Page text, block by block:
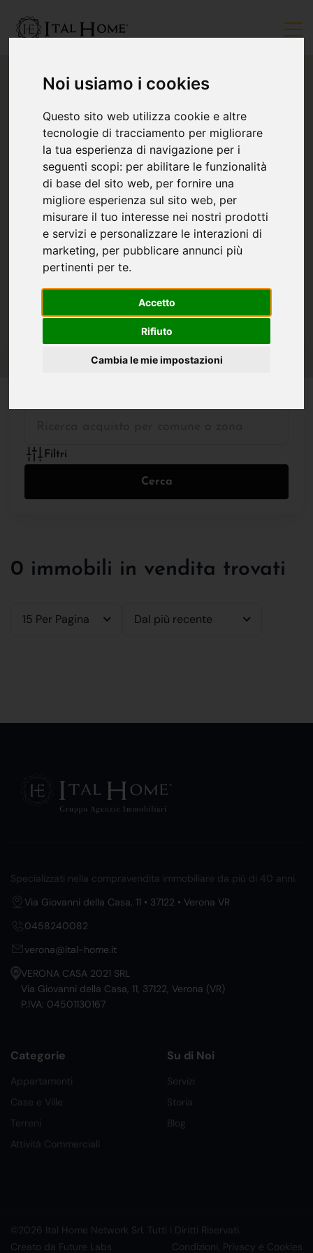
Noi usiamo i cookies
Questo sito web utilizza cookie e altre
tecnologie di tracciamento per migliorare
la tua esperienza di navigazione per i
seguenti scopi: per abilitare le funzionalità
di base del sito web, per fornire una
migliore esperienza sul sito web, per
misurare il tuo interesse nei nostri prodotti
e servizi e personalizzare le interazioni di
marketing, per pubblicare annunci più
pertinenti per te.
Accetto
Rifiuto
Cambia le mie impostazioni
Filtri
Cerca
0 immobili in vendita trovati
15 Per Pagina Dal più recente
Specializzati nella compravendita immobiliare da più di 40 anni.
Via Giovanni della Casa, 11 • 37122 • Verona VR
0458240082
verona@ital-home.it
VERONA CASA 2021 SRL
Via Giovanni della Casa, 11, 37122, Verona (VR)
P.IVA: 04501130167
Categorie
Appartamenti
Case e Ville
Terreni
Attività Commerciali
Su di Noi
Servizi
Storia
Blog
©2026 Ital Home Network Srl. Tutti i Diritti Riservati.
Creato da Future Labs
Condizioni, Privacy e Cookies